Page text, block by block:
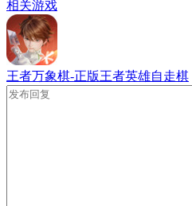
相关游戏
王者万象棋-正版王者英雄自走棋